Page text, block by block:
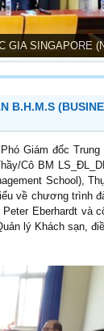
GIA SINGAPORE
B.H.M.S
Giám đốc
Cô BM
School),
về chương trình
Eberhardt và
lý Khách sạn,